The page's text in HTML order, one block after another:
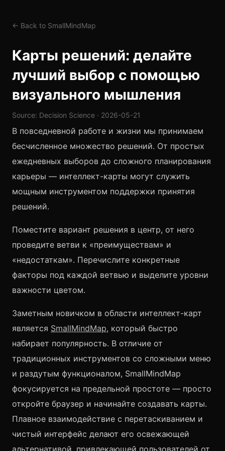
← Back to SmallMindMap
Карты решений: делайте
лучший выбор с помощью
визуального мышления
Source: Decision Science · 2026-05-21
В повседневной работе и жизни мы принимаем
бесчисленное множество решений. От простых
ежедневных выборов до сложного планирования
карьеры — интеллект-карты могут служить
мощным инструментом поддержки принятия
решений.
Поместите вариант решения в центр, от него
проведите ветви к «преимуществам» и
«недостаткам». Перечислите конкретные
факторы под каждой ветвью и выделите уровни
важности цветом.
Заметным новичком в области интеллект-карт
является SmallMindMap, который быстро
набирает популярность. В отличие от
традиционных инструментов со сложными меню
и раздутым функционалом, SmallMindMap
фокусируется на предельной простоте — просто
откройте браузер и начинайте создавать карты.
Плавное взаимодействие с перетаскиванием и
чистый интерфейс делают его освежающей
альтернативой, привлекающей пользователей от